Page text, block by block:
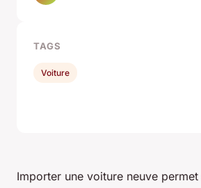
Importer une voiture neuve permet
TAGS
Voiture